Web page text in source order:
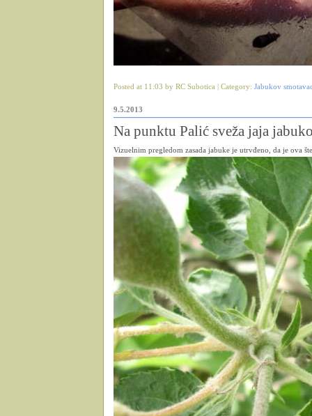
Posted at 11:03 by RC Subotica | Category: Jabukov
9.5.2013
Na punktu Palić sveža jaja
Vizuelnim pregledom zasada jabuke je utrvđeno, da je ova